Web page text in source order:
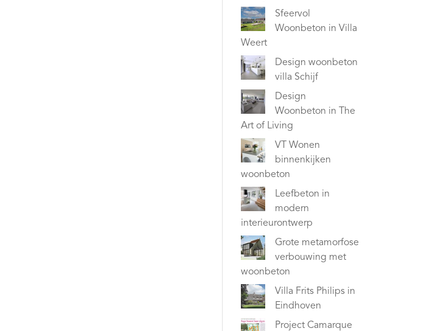
Sfeervol
Woonbeton in Villa
Weert
Design woonbeton
villa Schijf
Design
Woonbeton in The
Art of Living
VT Wonen
binnenkijken
woonbeton
Leefbeton in
modern
interieurontwerp
Grote metamorfose
verbouwing met
woonbeton
Villa Frits Philips in
Eindhoven
Project Camarque